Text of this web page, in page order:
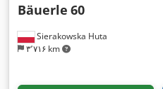
Sierakowska Huta
۳٬۷۱۶ km
Bäuerle 60